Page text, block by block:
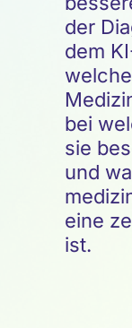
der
dem
bei
sie
und
eine
ist.